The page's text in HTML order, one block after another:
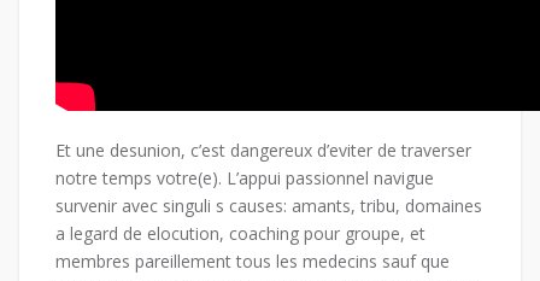
Et une desunion, c’est dangereux d’eviter de traverser
notre temps votre(e). L’appui passionnel navigue
survenir avec singuli s causes: amants, tribu, domaines
a legard de elocution, coaching pour groupe, et
membres pareillement tous les medecins sauf que